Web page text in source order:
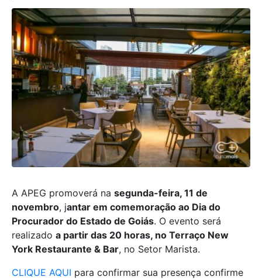
A APEG promoverá na segunda-feira, 11 de
novembro, jantar em comemoração ao Dia do
Procurador do Estado de Goiás. O evento será
realizado a partir das 20 horas, no Terraço New
York Restaurante & Bar, no Setor Marista.
CLIQUE AQUI para confirmar sua presença confirme